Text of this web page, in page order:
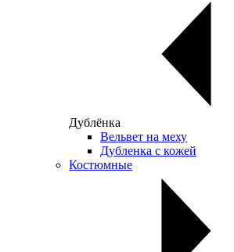
Дублёнка
Вельвет на меху
Дубленка с кожей
Костюмные